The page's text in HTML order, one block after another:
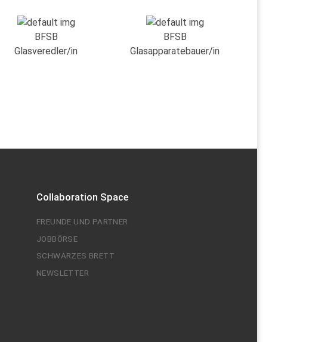
BFSB
Glasveredler/in
BFSB
Glasapparatebauer/in
Collaboration Space
FREUNDE UND PARTNER
JOBBÖRSE
SCHWARZES BRETT
NEWSLETTER